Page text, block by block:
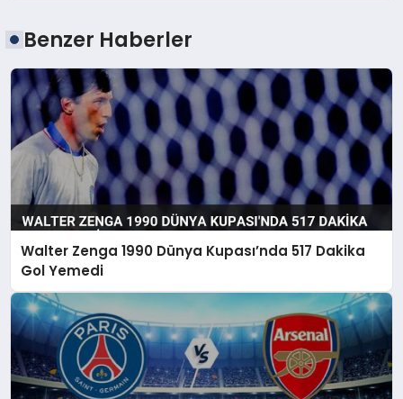
Benzer Haberler
Walter Zenga 1990 Dünya Kupası’nda 517 Dakika
Gol Yemedi